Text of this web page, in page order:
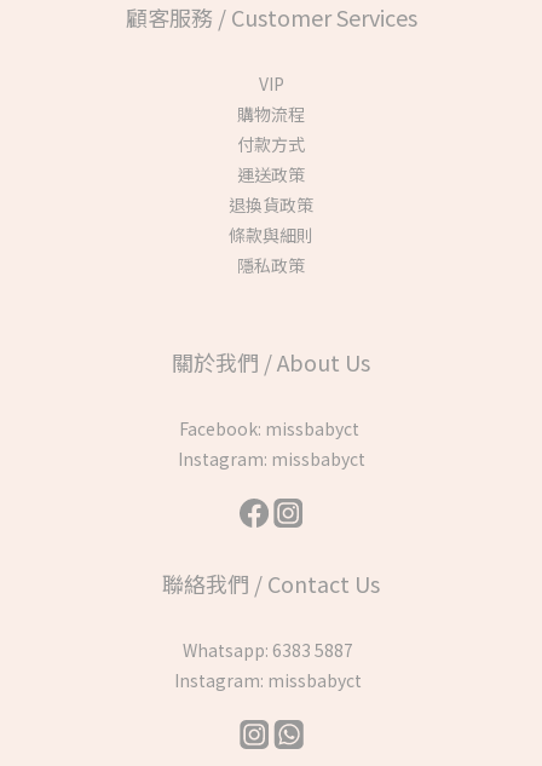
顧客服務 / Customer Services
VIP
購物流程
付款方式
運送政策
退換貨政策
條款與細則
隱私政策
關於我們 / About Us
Facebook: missbabyct
Instagram: missbabyct
聯絡我們 / Contact Us
Whatsapp: 6383 5887
Instagram: missbabyct